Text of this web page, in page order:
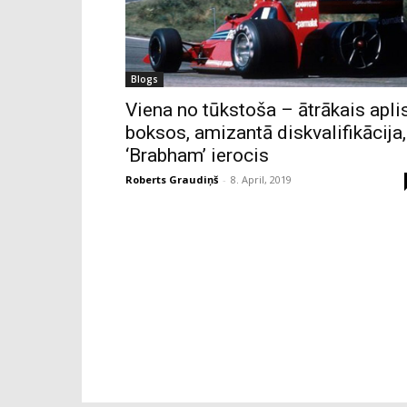
Blogs
Viena no tūkstoša – ātrākais
boksos, amizantā diskvalifikācija,
‘Brabham’ ierocis
Roberts Graudiņš - 8. April, 2019